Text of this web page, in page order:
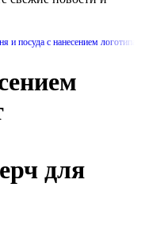
и посуда с нанесением
для